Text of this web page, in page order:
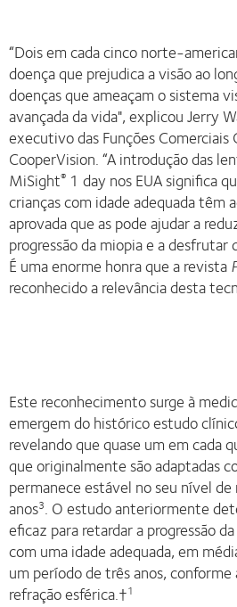
“Dois em cada cinco norte-
doença que prejudica a visão ao
doenças que ameaçam o sistema
avançada da vida", explicou Jerry
executivo das Funções Comerciais
CooperVision. “A introdução das
MiSight® 1 day nos EUA significa
crianças com idade adequada têm
aprovada que as pode ajudar a
progressão da miopia e a
É uma enorme honra que a revista
reconhecido a relevância desta
Este reconhecimento surge à
emergem do histórico estudo
revelando que quase um em cada
que originalmente são adaptadas
permanece estável no seu nível de
anos3. O estudo anteriormente
eficaz para retardar a progressão
com uma idade adequada, em
um período de três anos, conforme
refração esférica.†1